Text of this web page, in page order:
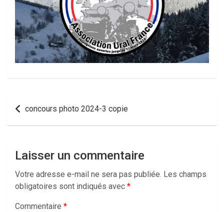
Navigation
concours photo 2024-3 copie
Laisser un commentaire
Votre adresse e-mail ne sera pas publiée. Les champs
obligatoires sont indiqués avec *
Commentaire *